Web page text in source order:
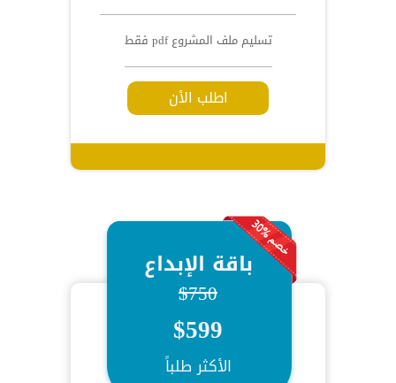
تسليم ملف المشروع pdf فقط
اطلب الأن
باقة الإبداع
$750
$599
الأكثر طلباً